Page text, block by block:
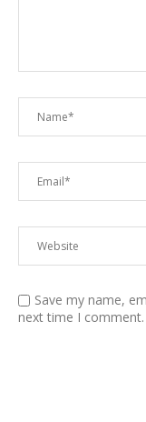
Save my name,
next time I comment.